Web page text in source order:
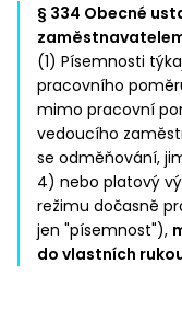
§ 334 Obecné
(1) Písemnosti
pracovního
mimo pracovní
vedoucího
se odměňování,
4) nebo platový
režimu dočasně
jen "písemnost"),
do vlastních